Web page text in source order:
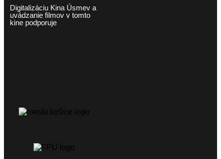
Digitalizáciu Kina Úsmev a
uvádzanie filmov v tomto
kine podporuje